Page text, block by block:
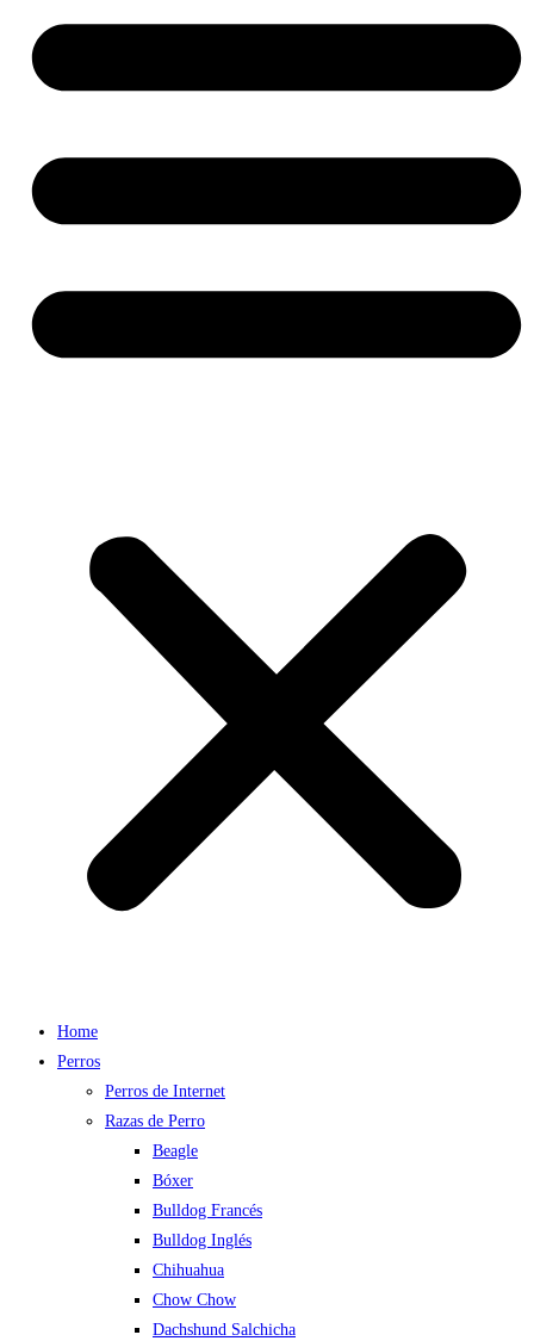
Home
Perros
Perros de Internet
Razas de Perro
Beagle
Bóxer
Bulldog Francés
Bulldog Inglés
Chihuahua
Chow Chow
Dachshund Salchicha